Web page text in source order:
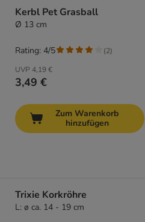
Kerbl Pet Grasball
Ø 13 cm
UVP 4,19 €
3,49 €
Rating: 4/5 (2)
Zum Warenkorb
hinzufügen
Trixie Korkröhre
L: ø ca. 14 - 19 cm